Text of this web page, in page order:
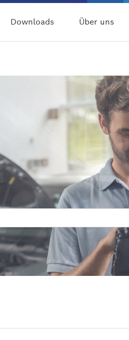
Downloads Über uns